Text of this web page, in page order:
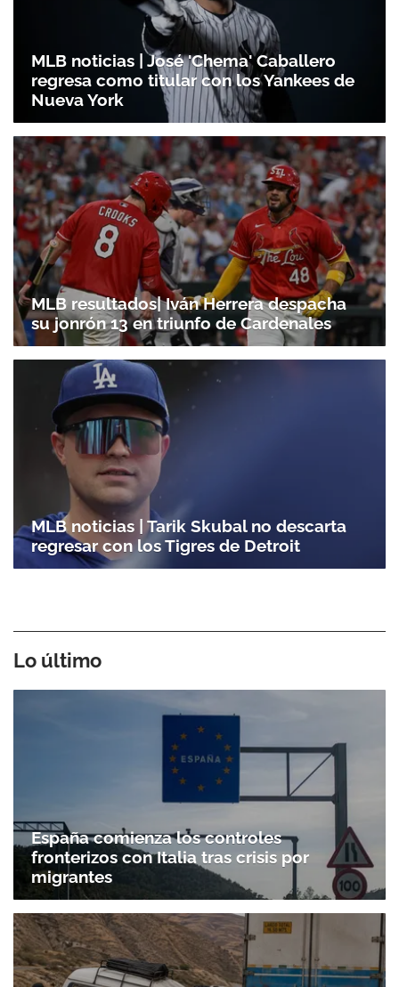
MLB noticias | José 'Chema' Caballero
regresa como titular con los Yankees de
Nueva York
MLB resultados| Iván Herrera despacha
su jonrón 13 en triunfo de Cardenales
MLB noticias | Tarik Skubal no descarta
regresar con los Tigres de Detroit
Lo último
España comienza los controles
fronterizos con Italia tras crisis por
migrantes